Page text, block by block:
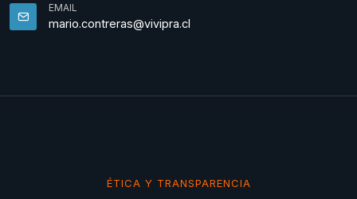
EMAIL
mario.contreras@vivipra.cl
ÉTICA Y TRANSPARENCIA